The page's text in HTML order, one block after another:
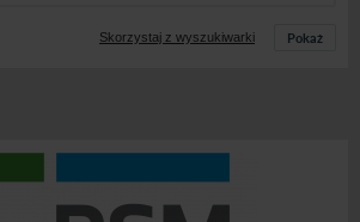
Skorzystaj z wyszukiwarki Pokaż